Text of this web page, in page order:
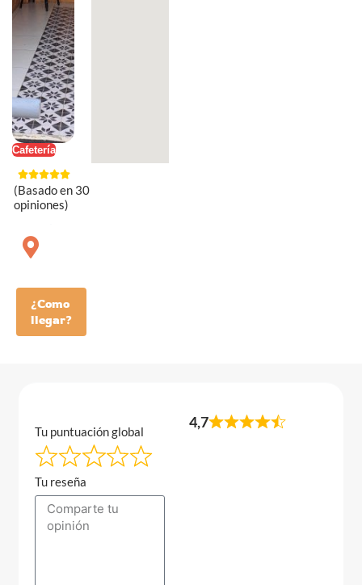
Cafetería
(Basado en 30
opiniones)
¿Como
llegar?
Tu puntuación global
Tu reseña
4,7